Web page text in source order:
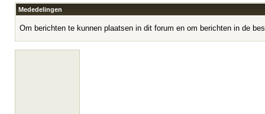
Mededelingen
Om berichten te kunnen plaatsen in dit forum en om berichten in de